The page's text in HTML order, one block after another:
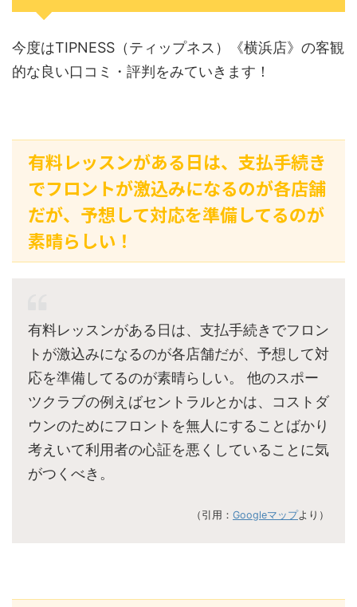
今度はTIPNESS（ティップネス）《横浜店》の客観
的な良い口コミ・評判をみていきます！
有料レッスンがある日は、支払手続き
でフロントが激込みになるのが各店舗
だが、予想して対応を準備してるのが
素晴らしい！
有料レッスンがある日は、支払手続きでフロン
トが激込みになるのが各店舗だが、予想して対
応を準備してるのが素晴らしい。 他のスポー
ツクラブの例えばセントラルとかは、コストダ
ウンのためにフロントを無人にすることばかり
考えいて利用者の心証を悪くしていることに気
がつくべき。
（引用： Googleマップより）